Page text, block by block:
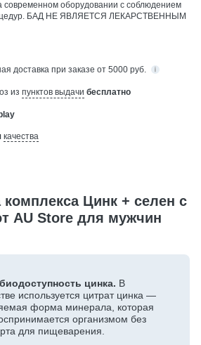
современном оборудовании с соблюдением
БАД НЕ ЯВЛЯЕТСЯ ЛЕКАРСТВЕННЫМ
доставка при заказе от 5000 руб.
из пунктов выдачи бесплатно
качества
Цинк + селен с
AU Store для мужчин
цинка. В
используется цитрат цинка —
форма минерала, которая
организмом без
для пищеварения.